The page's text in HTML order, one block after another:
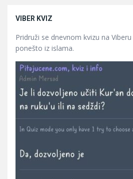
VIBER KVIZ
Pridruži se dnevnom kvizu na
ponešto iz islama.